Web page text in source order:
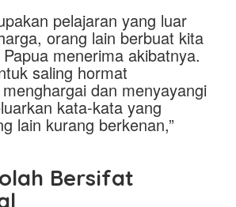
pelajaran yang luar
orang lain berbuat kita
menerima akibatnya.
saling hormat
dan menyayangi
kata-kata yang
lain kurang berkenan,”
Bersifat